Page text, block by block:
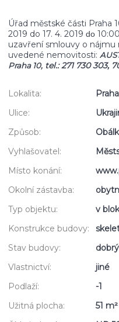
Úřad městské části Praha
2019 do 17. 4. 2019 do
uzavření smlouvy o nájmu
uvedené nemovitosti:
Praha 10, tel.: 271 730 303,
Lokalita:
Ulice:
Způsob:
Vyhlašovatel:
Místo konání:
Okolní zástavba:
Typ objektu:
v
Konstrukce budovy:
Stav budovy:
dobrý
Vlastnictví:
jiné
Podlaží:
-1
Užitná plocha:
51 m²